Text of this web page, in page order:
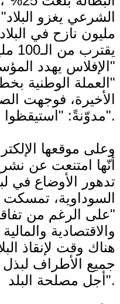
مليون نازح في
"الإفلاس يهدد
"العملة الوطنية
الأخيرة، فوجهت
مدوّنةً: "استيقظوا قبل فوات الأوان".
وعلى موقعها
أنّها امتنعت عن نشر
تدهور الأوضاع في
السوداوية، تمسكت
"على الرغم من
والاقتصادية
هناك وقت لإنقاذ
جميع الأطراف
أجل مصلحة البلد".